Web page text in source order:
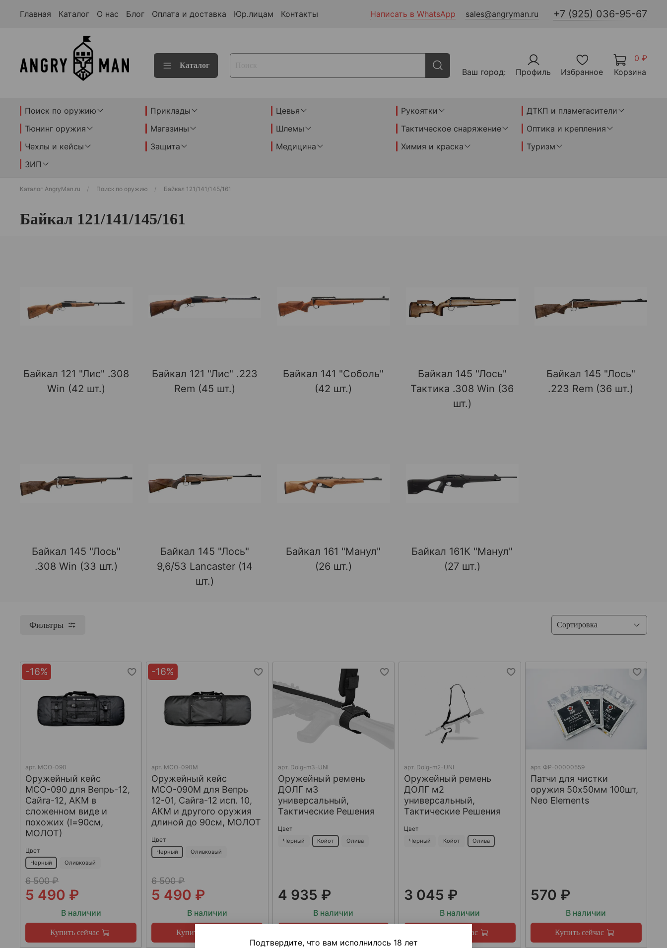
Главная Каталог О нас Блог Оплата и доставка Юр.лицам Контакты Написать в WhatsApp sales@angryman.ru +7 (925) 036-95-67
Каталог
Ваш город: Профиль Избранное
0 ₽
Корзина
Поиск по оружию Приклады Цевья Рукоятки
ДТКП и пламегасители
Тюнинг оружия
Магазины Шлемы Тактическое снаряжение
Оптика и крепления
Чехлы и кейсы
Защита Медицина Химия и краска
Туризм
ЗИП
Каталог AngryMan.ru Поиск по оружию Байкал 121/141/145/161
Байкал 121/141/145/161
Байкал 121 "Лис" .308
Win (42 шт.)
Байкал 121 "Лис" .223
Rem (45 шт.)
Байкал 141 "Соболь"
(42 шт.)
Байкал 145 "Лось"
Тактика .308 Win (36
шт.)
Байкал 145 "Лось"
.223 Rem (36 шт.)
Байкал 145 "Лось"
.308 Win (33 шт.)
Байкал 145 "Лось"
9,6/53 Lancaster (14
шт.)
Байкал 161 "Манул"
(26 шт.)
Байкал 161К "Манул"
(27 шт.)
Фильтры
-16%
арт. МСО-090
Оружейный кейс
МСО-090 для Вепрь-12,
Сайга-12, АКМ в
сложенном виде и
похожих (l=90см,
МОЛОТ)
Цвет
Черный Оливковый
6 500 ₽
5 490 ₽
В наличии
Купить сейчас
-16%
арт. МСО-090М
Оружейный кейс
МСО-090М для Вепрь
12-01, Сайга-12 исп. 10,
АКМ и другого оружия
длиной до 90см, МОЛОТ
Цвет
Черный Оливковый
6 500 ₽
5 490 ₽
В наличии
Купить сейчас
арт. Dolg-m3-UNI
Оружейный ремень
ДОЛГ м3
универсальный,
Тактические Решения
Цвет
Черный Койот Олива
4 935 ₽
В наличии
арт. Dolg-m2-UNI
Оружейный ремень
ДОЛГ м2
универсальный,
Тактические Решения
Цвет
Черный Койот Олива
3 045 ₽
В наличии
Купить сейчас
арт. ФР-00000559
Патчи для чистки
оружия 50х50мм 100шт,
Neo Elements
570 ₽
В наличии
Купить сейчас
Подтвердите, что вам исполнилось 18 лет